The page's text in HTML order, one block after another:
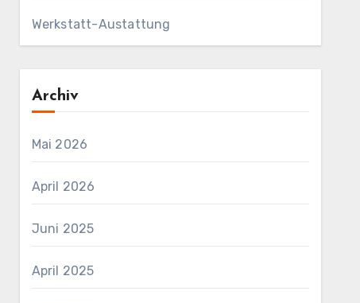
Werkstatt-Austattung
Archiv
Mai 2026
April 2026
Juni 2025
April 2025